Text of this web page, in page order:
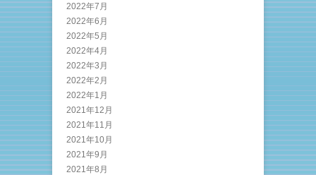
2022年7月
2022年6月
2022年5月
2022年4月
2022年3月
2022年2月
2022年1月
2021年12月
2021年11月
2021年10月
2021年9月
2021年8月